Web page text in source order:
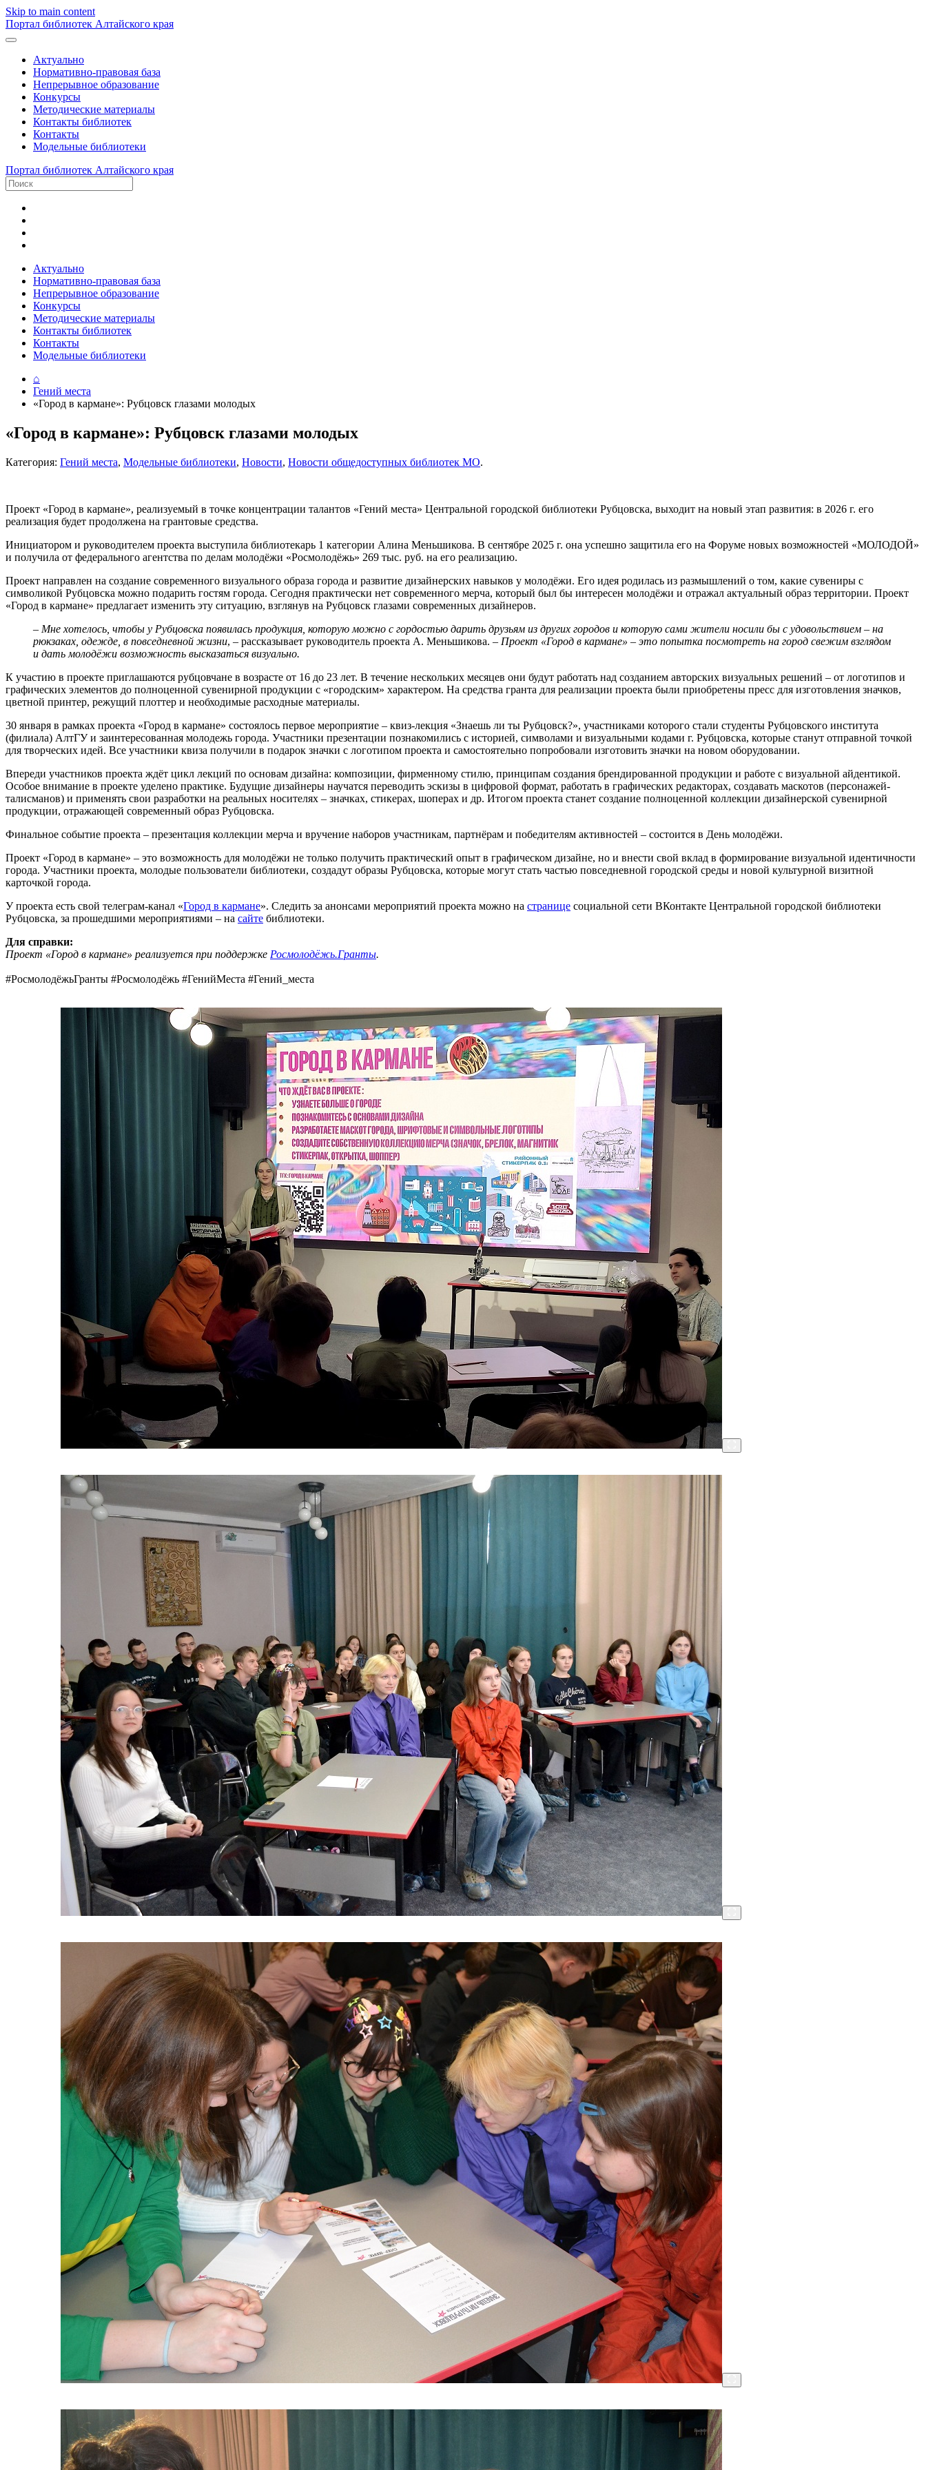
Skip to main content
Портал библиотек Алтайского края
Актуально
Нормативно-правовая база
Непрерывное образование
Конкурсы
Методические материалы
Контакты библиотек
Контакты
Модельные библиотеки
Портал библиотек Алтайского края
Актуально
Нормативно-правовая база
Непрерывное образование
Конкурсы
Методические материалы
Контакты библиотек
Контакты
Модельные библиотеки
⌂
Гений места
«Город в кармане»: Рубцовск глазами молодых
«Город в кармане»: Рубцовск глазами молодых
Категория: Гений места, Модельные библиотеки, Новости, Новости общедоступных библиотек МО.
Проект «Город в кармане», реализуемый в точке концентрации талантов «Гений места» Центральной городской библиотеки Рубцовска, выходит на новый этап развития: в 2026 г. его
реализация будет продолжена на грантовые средства.
Инициатором и руководителем проекта выступила библиотекарь 1 категории Алина Меньшикова. В сентябре 2025 г. она успешно защитила его на Форуме новых возможностей «МОЛОДОЙ»
и получила от федерального агентства по делам молодёжи «Росмолодёжь» 269 тыс. руб. на его реализацию.
Проект направлен на создание современного визуального образа города и развитие дизайнерских навыков у молодёжи. Его идея родилась из размышлений о том, какие сувениры с
символикой Рубцовска можно подарить гостям города. Сегодня практически нет современного мерча, который был бы интересен молодёжи и отражал актуальный образ территории. Проект
«Город в кармане» предлагает изменить эту ситуацию, взглянув на Рубцовск глазами современных дизайнеров.
– Мне хотелось, чтобы у Рубцовска появилась продукция, которую можно с гордостью дарить друзьям из других городов и которую сами жители носили бы с удовольствием – на
рюкзаках, одежде, в повседневной жизни, – рассказывает руководитель проекта А. Меньшикова. – Проект «Город в кармане» – это попытка посмотреть на город свежим взглядом
и дать молодёжи возможность высказаться визуально.
К участию в проекте приглашаются рубцовчане в возрасте от 16 до 23 лет. В течение нескольких месяцев они будут работать над созданием авторских визуальных решений – от логотипов и
графических элементов до полноценной сувенирной продукции с «городским» характером. На средства гранта для реализации проекта были приобретены пресс для изготовления значков,
цветной принтер, режущий плоттер и необходимые расходные материалы.
30 января в рамках проекта «Город в кармане» состоялось первое мероприятие – квиз-лекция «Знаешь ли ты Рубцовск?», участниками которого стали студенты Рубцовского института
(филиала) АлтГУ и заинтересованная молодежь города. Участники презентации познакомились с историей, символами и визуальными кодами г. Рубцовска, которые станут отправной точкой
для творческих идей. Все участники квиза получили в подарок значки с логотипом проекта и самостоятельно попробовали изготовить значки на новом оборудовании.
Впереди участников проекта ждёт цикл лекций по основам дизайна: композиции, фирменному стилю, принципам создания брендированной продукции и работе с визуальной айдентикой.
Особое внимание в проекте уделено практике. Будущие дизайнеры научатся переводить эскизы в цифровой формат, работать в графических редакторах, создавать маскотов (персонажей-
талисманов) и применять свои разработки на реальных носителях – значках, стикерах, шоперах и др. Итогом проекта станет создание полноценной коллекции дизайнерской сувенирной
продукции, отражающей современный образ Рубцовска.
Финальное событие проекта – презентация коллекции мерча и вручение наборов участникам, партнёрам и победителям активностей – состоится в День молодёжи.
Проект «Город в кармане» – это возможность для молодёжи не только получить практический опыт в графическом дизайне, но и внести свой вклад в формирование визуальной идентичности
города. Участники проекта, молодые пользователи библиотеки, создадут образы Рубцовска, которые могут стать частью повседневной городской среды и новой культурной визитной
карточкой города.
У проекта есть свой телеграм-канал «Город в кармане». Следить за анонсами мероприятий проекта можно на странице социальной сети ВКонтакте Центральной городской библиотеки
Рубцовска, за прошедшими мероприятиями – на сайте библиотеки.
Для справки:
Проект «Город в кармане» реализуется при поддержке Росмолодёжь.Гранты.
#РосмолодёжьГранты #Росмолодёжь #ГенийМеста #Гений_места